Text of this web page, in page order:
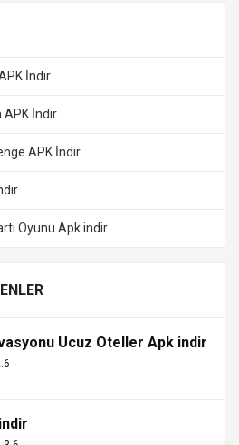
İndir
APK İndir
APK İndir
Oyunu Apk indir
Ucuz Oteller Apk indir